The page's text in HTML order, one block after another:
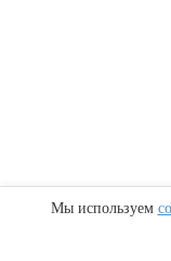
Информация
Мы используем